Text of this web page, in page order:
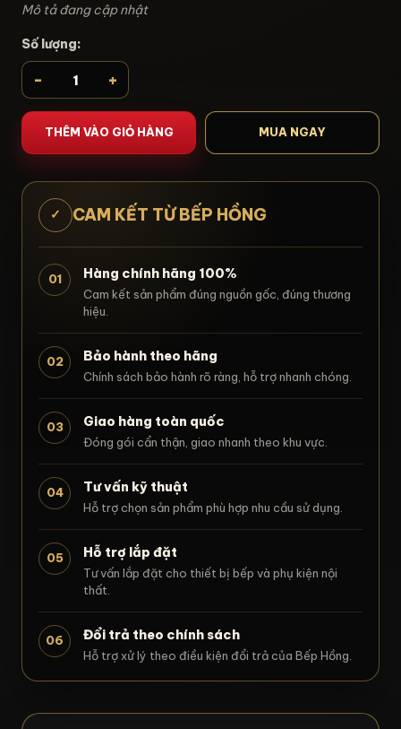
Mô tả đang cập nhật
Số lượng:
- +
THÊM VÀO GIỎ HÀNG MUA NGAY
✓ CAM KẾT TỪ BẾP HỒNG
01 Hàng chính hãng 100%
Cam kết sản phẩm đúng nguồn gốc, đúng thương
hiệu.
02 Bảo hành theo hãng
Chính sách bảo hành rõ ràng, hỗ trợ nhanh chóng.
03 Giao hàng toàn quốc
Đóng gói cẩn thận, giao nhanh theo khu vực.
04 Tư vấn kỹ thuật
Hỗ trợ chọn sản phẩm phù hợp nhu cầu sử dụng.
05 Hỗ trợ lắp đặt
Tư vấn lắp đặt cho thiết bị bếp và phụ kiện nội
thất.
06 Đổi trả theo chính sách
Hỗ trợ xử lý theo điều kiện đổi trả của Bếp Hồng.